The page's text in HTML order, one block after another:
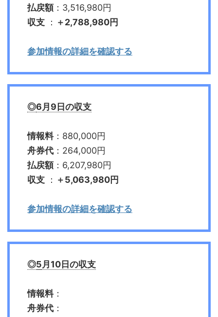
払戻額：3,516,980円
収支 ： ＋2,788,980円
参加情報の詳細を確認する
◎6月9日の収支
情報料：880,000円
舟券代 ：264,000円
払戻額：6,207,980円
収支 ： ＋5,063,980円
参加情報の詳細を確認する
◎5月10日の収支
情報料：
舟券代 ：